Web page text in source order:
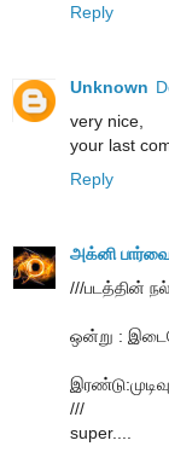
Reply
Unknown
very nice,
your last
Reply
அக்னி
///படத்தின்
ஒன்று :
இரண்டு:முடிவு
///
super....